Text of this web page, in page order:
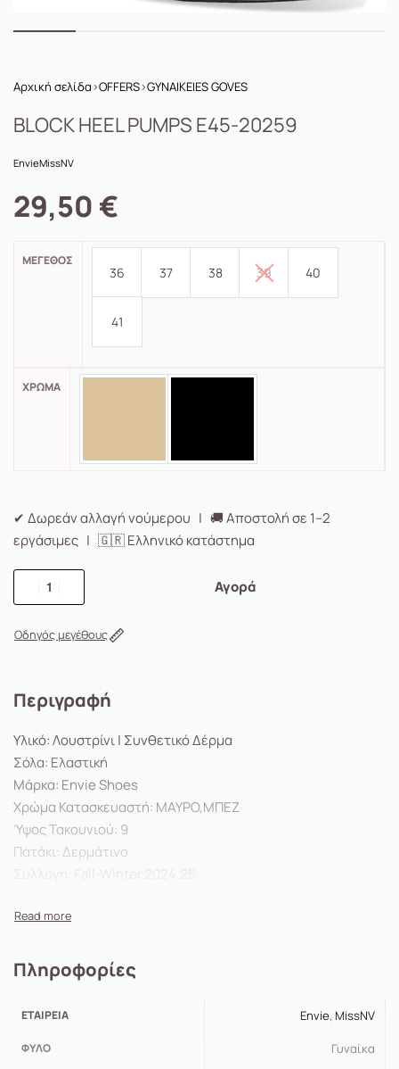
Αρχική σελίδα›OFFERS›GYNAIKEIES GOVES
BLOCK HEEL PUMPS E45-20259
EnvieMissNV
29,50 €
ΜΈΓΕΘΟΣ
36 37 38 39 40
41
ΧΡΏΜΑ
✔ Δωρεάν αλλαγή νούμερου | 🚚 Αποστολή σε 1–2
εργάσιμες | 🇬🇷 Ελληνικό κατάστημα
Αγορά
Οδηγός μεγέθους
Περιγραφή
Υλικό: Λουστρίνι | Συνθετικό Δέρμα
Σόλα: Ελαστική
Μάρκα: Envie Shoes
Χρώμα Κατασκευαστή: ΜΑΥΡΟ,MΠΕΖ
Ύψος Τακουνιού: 9
Πατάκι: Δερμάτινο
Πληροφορίες
ΕΤΑΙΡΕΊΑ Envie, MissNV
ΦΎΛΟ Γυναίκα